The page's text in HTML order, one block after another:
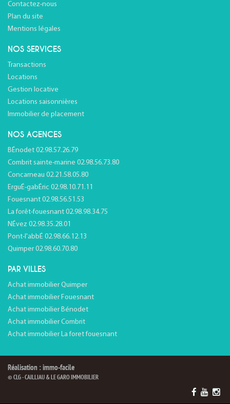
Contactez-nous
Plan du site
Mentions légales
NOS SERVICES
Transactions
Locations
Gestion locative
Locations saisonnières
Immobilier de placement
NOS AGENCES
BÉnodet 02.98.57.26.79
Combrit sainte-marine 02.98.56.73.80
Concarneau 02.21.58.05.80
ErguÉ-gabÉric 02.98.10.71.11
Fouesnant 02.98.56.51.53
La forêt-fouesnant 02.98.98.34.75
NÉvez 02.98.35.28.01
Pont-l'abbÉ 02.98.66.12.13
Quimper 02.98.60.70.80
PAR VILLES
Achat immobilier Quimper
Achat immobilier Fouesnant
Achat immobilier Bénodet
Achat immobilier Combrit
Achat immobilier La foret fouesnant
Réalisation : immo-facile
© CLG - CAILLIAU & LE GARO IMMOBILIER